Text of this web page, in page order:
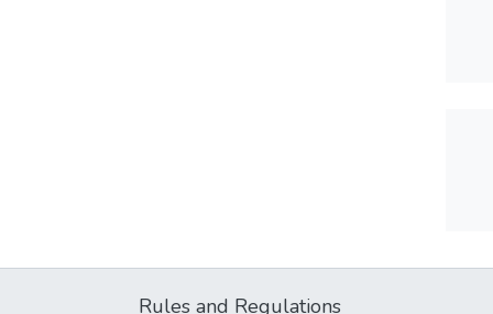
Rules and Regulations